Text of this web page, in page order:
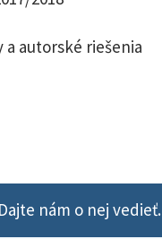
a autorské riešenia
nám o nej vedieť.